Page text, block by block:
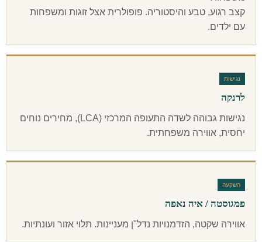
קצב רגוע, טבע והיסטוריה. פופולרית אצל זוגות ומשפחות
עם ילדים.
נגישות
לרנקה
נגישות גבוהה לשדה התעופה המרכזי (LCA), מחירים נוחים
יחסית, אווירה משפחתית.
השקעה
פמגוסטה / איה נאפה
אווירה שקטה, הזדמנויות נדל"ן מעניינות. תלוי אזור ועונתיות.